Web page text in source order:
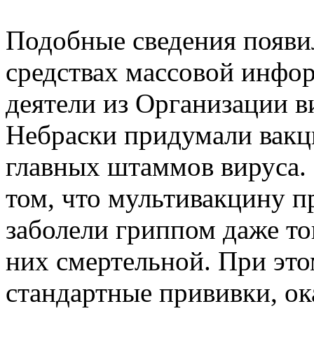
Подобные сведения
средствах массовой
деятели из Организации
Небраски придумали
главных штаммов вируса.
том, что мультивакцину
заболели гриппом даже
них смертельной. При
стандартные прививки,